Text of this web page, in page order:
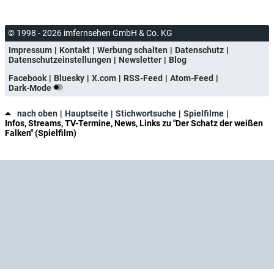
© 1998 - 2026 imfernsehen GmbH & Co. KG
Impressum
Kontakt Werbung schalten
Datenschutz
Datenschutzeinstellungen
Newsletter
Blog
Facebook
Bluesky X.com RSS-Feed
Atom-Feed
Dark-Mode
nach oben Hauptseite Stichwortsuche
Spielfilme
Infos, Streams, TV-Termine, News, Links zu "Der Schatz der weißen
Falken" (Spielfilm)